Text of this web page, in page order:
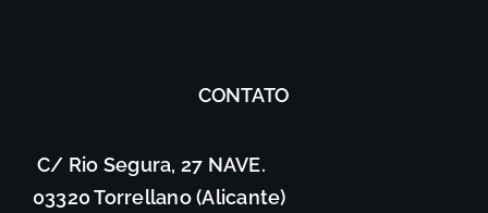
CONTATO
C/ Rio Segura, 27 NAVE.
03320 Torrellano (Alicante)